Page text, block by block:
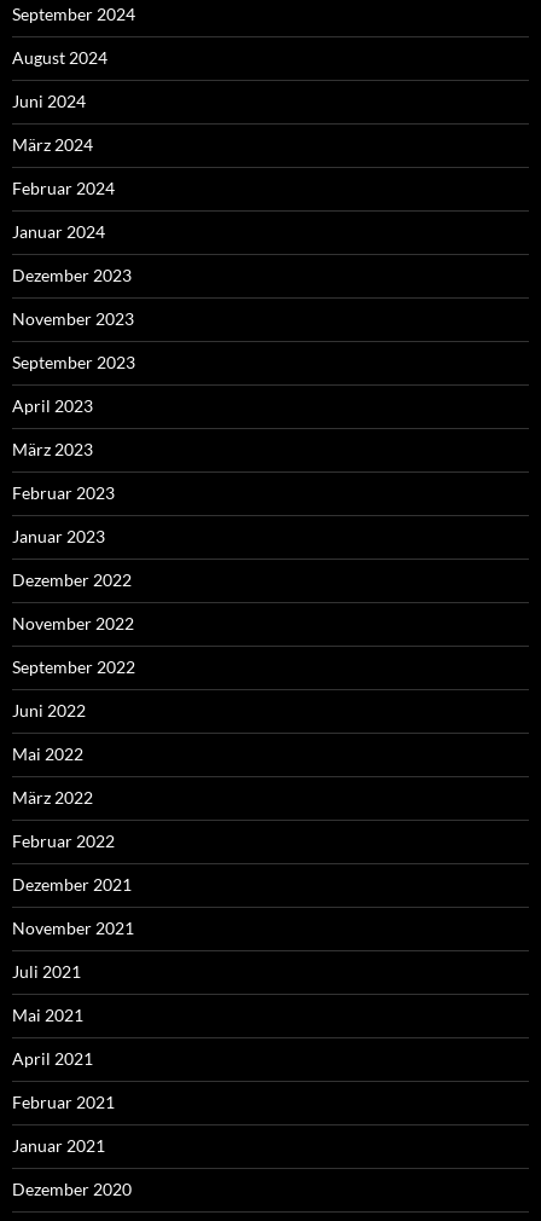
September 2024
August 2024
Juni 2024
März 2024
Februar 2024
Januar 2024
Dezember 2023
November 2023
September 2023
April 2023
März 2023
Februar 2023
Januar 2023
Dezember 2022
November 2022
September 2022
Juni 2022
Mai 2022
März 2022
Februar 2022
Dezember 2021
November 2021
Juli 2021
Mai 2021
April 2021
Februar 2021
Januar 2021
Dezember 2020